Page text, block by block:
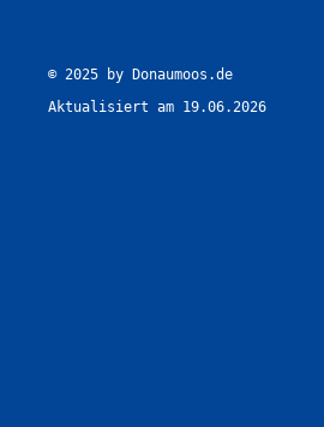
© 2025 by Donaumoos.de
Aktualisiert am 19.06.2026